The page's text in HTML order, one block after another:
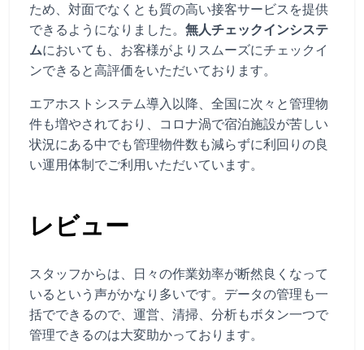
ため、対面でなくとも質の高い接客サービスを提供
できるようになりました。 無人チェックインシステ
ムにおいても、お客様がよりスムーズにチェックイ
ンできると高評価をいただいております。
エアホストシステム導入以降、全国に次々と管理物
件も増やされており、コロナ渦で宿泊施設が苦しい
状況にある中でも管理物件数も減らずに利回りの良
い運用体制でご利用いただいています。
レビュー
スタッフからは、日々の作業効率が断然良くなって
いるという声がかなり多いです。データの管理も一
括でできるので、運営、清掃、分析もボタン一つで
管理できるのは大変助かっております。